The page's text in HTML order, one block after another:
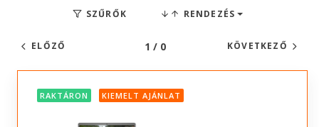
SZŰRŐK RENDEZÉS
ELŐZŐ 1 / 0 KÖVETKEZŐ
RAKTÁRON KIEMELT AJÁNLAT